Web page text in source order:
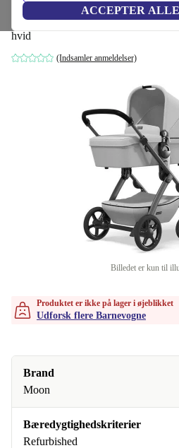
ACCEPTER
Moon No One 2.0
hvid
(Indsamler anmeldelser)
Billedet er kun til
Produktet er ikke på lager i øjeblikket
Udforsk flere Barnevogne
Brand
Moon
Bæredygtighedskriterier
Refurbished